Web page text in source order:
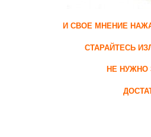
И СВОЕ МНЕНИЕ
СТАРАЙТЕСЬ
НЕ НУЖНО